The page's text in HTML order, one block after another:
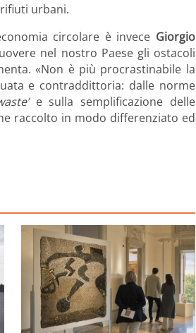
urbani.
circolare è invece Giorgio
nel nostro Paese gli ostacoli
«Non è più procrastinabile la
e contraddittoria: dalle norme
e sulla semplificazione delle
raccolto in modo differenziato ed